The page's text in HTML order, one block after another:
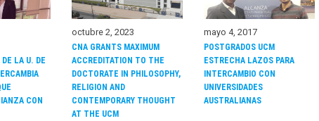
DE LA U. DE
CON
octubre 2, 2023
CNA GRANTS MAXIMUM
ACCREDITATION TO THE
DOCTORATE IN PHILOSOPHY,
RELIGION AND
CONTEMPORARY THOUGHT
AT THE UCM
mayo 4, 2017
POSTGRADOS UCM
ESTRECHA LAZOS PARA
INTERCAMBIO CON
UNIVERSIDADES
AUSTRALIANAS